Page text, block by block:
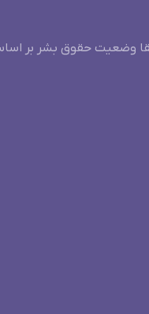
وضعیت حقوق بشر بر